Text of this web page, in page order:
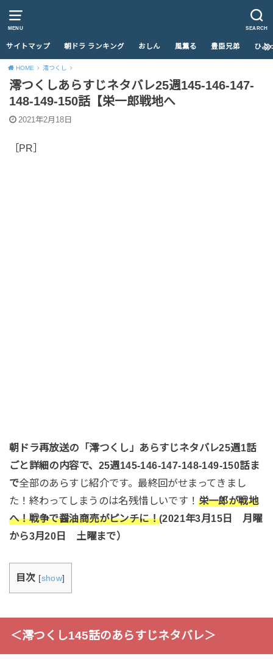
MENU SEARCH
サイトマップ 朝ドラ ランキング おしん 風薫る 豊臣兄弟 ひよ
HOME 澪つくし
澪つくしあらすじネタバレ25週145-146-147-
148-149-150話【栄一郎戦地へ
2021年2月18日
［PR］
朝ドラ再放送の「澪つくし」あらすじネタバレ25週1話
ごと詳細の内容で、25週145-146-147-148-149-150話ま
で全部のあらすじ紹介です。最終回がせまってきまし
た！終わってしまうのは名残惜しいです！ 栄一郎が戦地
へ！戦争で醤油商売がピンチに！(2021年3月15日 月曜
から3月20日 土曜まで）
目次 [show]
＜澪つくし145話のあらすじネタバレ＞